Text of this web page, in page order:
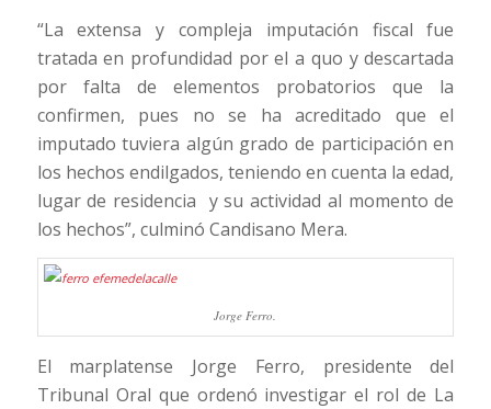
“La extensa y compleja imputación fiscal fue
tratada en profundidad por el a quo y descartada
por falta de elementos probatorios que la
confirmen, pues no se ha acreditado que el
imputado tuviera algún grado de participación en
los hechos endilgados, teniendo en cuenta la edad,
lugar de residencia y su actividad al momento de
los hechos”, culminó Candisano Mera.
Jorge Ferro.
El marplatense Jorge Ferro, presidente del
Tribunal Oral que ordenó investigar el rol de La